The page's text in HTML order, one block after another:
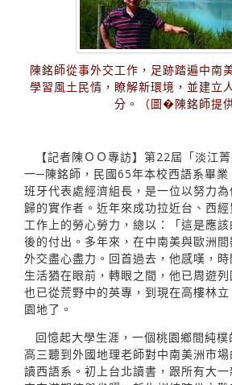
陳銘師從事外交工作，足跡踏遍中南
學習風土民情，瞭解新環境，並建立
分。（圖�陳銘師提供
【記者陳ＯＯ專訪】第22屆「淡江
一─陳銘師，民國65年本校西語系畢業
班牙代表處經濟組長，是一位以努力
歸的實作者。近年來成功拉近台、西
工作上的勞心勞力，總以：「這是應
後的付出。多年來，在中南美與歐洲
外交盡心盡力。回首過去，他感嘆，
生活猶在眼前，轉眼之間，他已周遊
也已從荒野中的英專，到現在高樓林
園地了。
回憶起大學生涯，一個桃園鄉間純
高三聽到外國地理老師對中南美洲市
讀西語系。初上台北讀書，跟所有大